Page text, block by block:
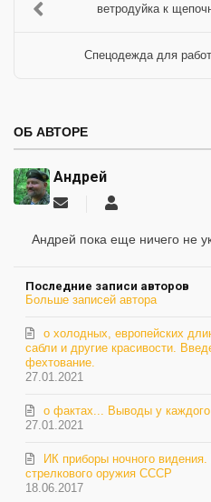
ветродуйка к
Спецодежда для
ОБ АВТОРЕ
Андрей
Подписаться
обновление
Андрей пока еще ничего не
Последние записи авторов
Больше записей автора
27.01.2021
о холодных, европейских
сабли и другие красивости.
фехтование.
27.01.2021
о фактах... Выводы у каждого
18.06.2017
ИК приборы ночного
стрелкового оружия СССР